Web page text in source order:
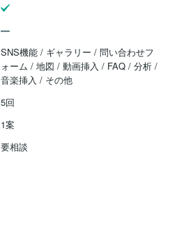
SNS機能 / ギャラリー / 問い合わせフ
ォーム / 地図 / 動画挿入 / FAQ / 分析 /
音楽挿入 / その他
5回
1案
要相談